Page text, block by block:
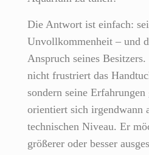
Die Antwort ist einfach:
Unvollkommenheit – und
Anspruch seines
nicht frustriert das
sondern seine Erfahrungen
orientiert sich irgendwann
technischen Niveau. Er
größerer oder besser